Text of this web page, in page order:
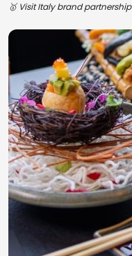
🥇 Visit Italy brand partnership